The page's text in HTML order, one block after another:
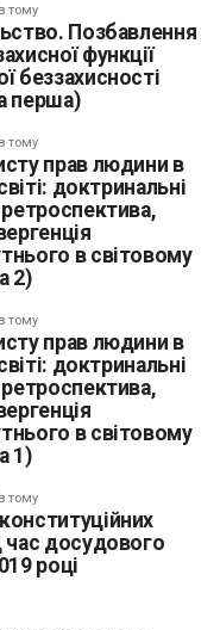
тому
Позбавлення
функції
беззахисності
перша)
тому
прав людини в
доктринальні
в світовому
2)
тому
прав людини в
доктринальні
в світовому
1)
тому
час досудового
році